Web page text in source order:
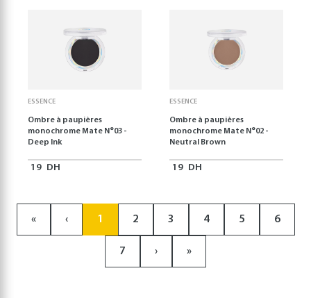
ESSENCE
Ombre à paupières
monochrome Mate N°03 -
Deep Ink
19 DH
ESSENCE
Ombre à paupières
monochrome Mate N°02 -
Neutral Brown
19 DH
« ‹ 1 2 3 4 5 6
7 › »